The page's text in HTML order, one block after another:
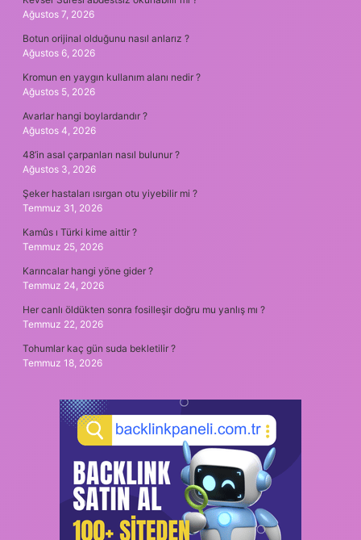
Ağustos 7, 2026
Botun orijinal olduğunu nasıl anlarız ?
Ağustos 6, 2026
Kromun en yaygın kullanım alanı nedir ?
Ağustos 5, 2026
Avarlar hangi boylardandır ?
Ağustos 4, 2026
48’in asal çarpanları nasıl bulunur ?
Ağustos 3, 2026
Şeker hastaları ısırgan otu yiyebilir mi ?
Temmuz 31, 2026
Kamûs ı Türki kime aittir ?
Temmuz 25, 2026
Karıncalar hangi yöne gider ?
Temmuz 24, 2026
Her canlı öldükten sonra fosilleşir doğru mu yanlış mı ?
Temmuz 22, 2026
Tohumlar kaç gün suda bekletilir ?
Temmuz 18, 2026